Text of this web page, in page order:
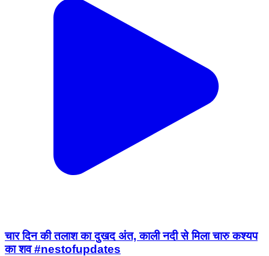
चार दिन की तलाश का दुखद अंत, काली नदी से मिला चारु कश्यप
का शव #nestofupdates